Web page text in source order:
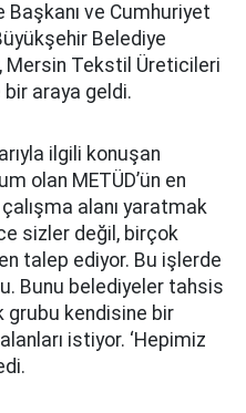
ve Cumhuriyet
Belediye
Mersin Tekstil Üreticileri
bir araya geldi.
ilgili konuşan
olan METÜD’ün en
alanı yaratmak
sizler değil, birçok
talep ediyor. Bu işlerde
Bunu belediyeler tahsis
grubu kendisine bir
istiyor. ‘Hepimiz